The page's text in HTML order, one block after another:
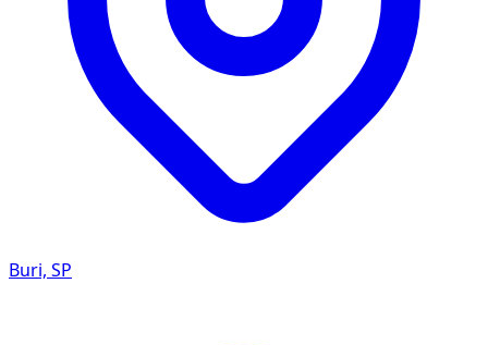
Buri, SP